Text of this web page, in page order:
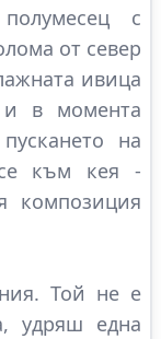
с
от север
ивица
и в момента
на
към кея -
композиция
Той не е
удряш една